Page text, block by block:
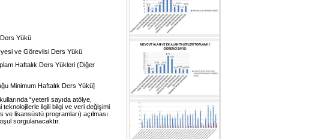
Yükü
ve Görevlisi Ders Yükü
Haftalık Ders Yükleri (Diğer
Minimum Haftalık Ders Yükü]
“yeterli sayıda atölye,
ilgili bilgi ve veri değişimi
ve lisansüstü programları) açılması
sorgulanacaktır.